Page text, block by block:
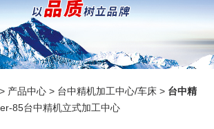
> 产品中心 > 台中精机加工中心/车床 > 台中精
85台中精机立式加工中心